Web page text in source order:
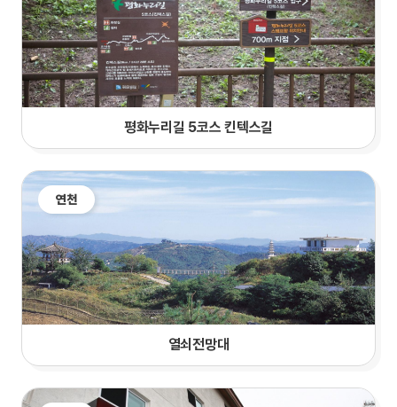
평화누리길 5코스 킨텍스길
연천
열쇠전망대